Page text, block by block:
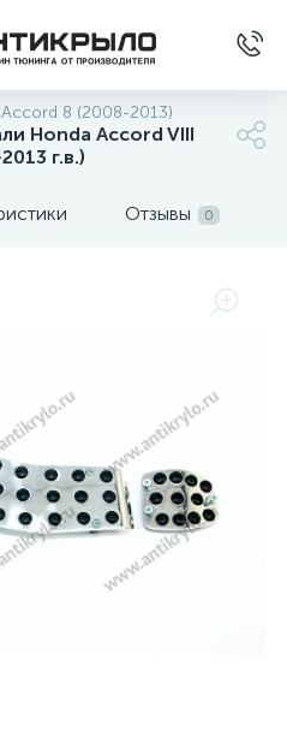
8 (2008-2013)
Honda Accord VIII
г.в.)
Отзывы 0